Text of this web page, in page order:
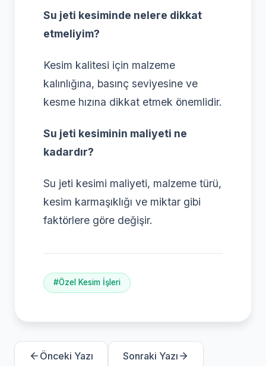
Su jeti kesiminde nelere dikkat
etmeliyim?
Kesim kalitesi için malzeme
kalınlığına, basınç seviyesine ve
kesme hızına dikkat etmek önemlidir.
Su jeti kesiminin maliyeti ne
kadardır?
Su jeti kesimi maliyeti, malzeme türü,
kesim karmaşıklığı ve miktar gibi
faktörlere göre değişir.
#Özel Kesim İşleri
Önceki Yazı Sonraki Yazı